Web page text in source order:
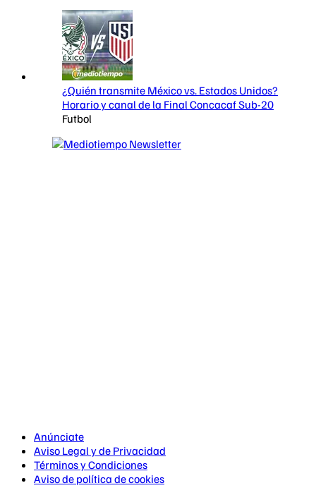
¿Quién transmite México vs. Estados Unidos?
Horario y canal de la Final Concacaf Sub-20
Futbol
Anúnciate
Aviso Legal y de Privacidad
Términos y Condiciones
Aviso de política de cookies